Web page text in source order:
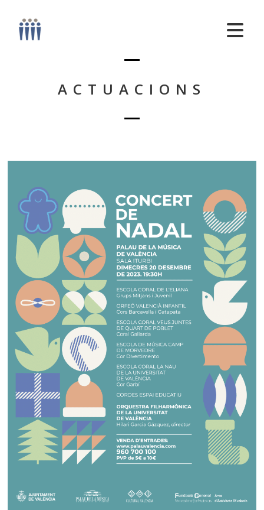
ACTUACIONS